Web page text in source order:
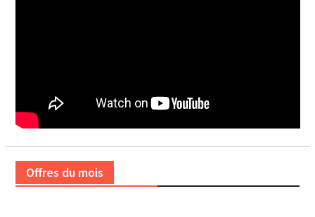
Offres du mois